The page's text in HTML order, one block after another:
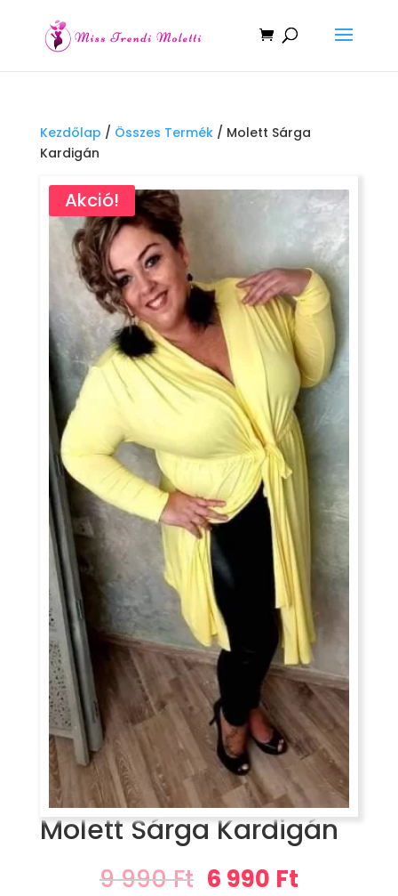
Kezdőlap / Összes Termék/ Molett Sárga
Kardigán
Akció!
Molett Sárga Kardigán
9 990Ft Original
6 990 FtCurrent